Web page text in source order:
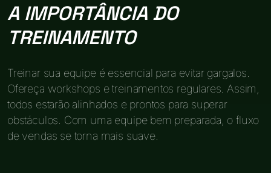
A IMPORTÂNCIA DO
TREINAMENTO
Treinar sua equipe é essencial para evitar gargalos.
Ofereça workshops e treinamentos regulares. Assim,
todos estarão alinhados e prontos para superar
obstáculos. Com uma equipe bem preparada, o fluxo
de vendas se torna mais suave.